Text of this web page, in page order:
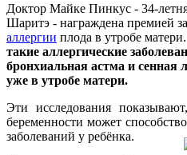
Доктор Майке Пинкус - 34-
Шаритэ - награждена премией
аллергии плода в утробе матери.
такие аллергические
бронхиальная астма и сенная
уже в утробе матери.
Эти исследования
беременности может
заболеваний у ребёнка.